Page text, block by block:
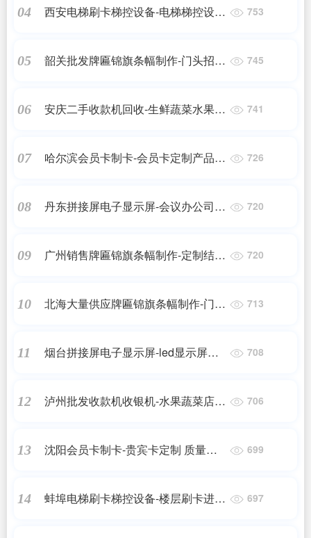
04
西安电梯刷卡梯控设备-电梯梯控设备
753
05
韶关批发牌匾锦旗条幅制作-门头招牌
745
06
安庆二手收款机回收-生鲜蔬菜水果店
741
07
哈尔滨会员卡制卡-会员卡定制产品介
726
08
丹东拼接屏电子显示屏-会议办公司大
720
09
广州销售牌匾锦旗条幅制作-定制结婚
720
10
北海大量供应牌匾锦旗条幅制作-门头
713
11
烟台拼接屏电子显示屏-led显示屏拼
708
12
泸州批发收款机收银机-水果蔬菜店电
706
13
沈阳会员卡制卡-贵宾卡定制 质量保
699
14
蚌埠电梯刷卡梯控设备-楼层刷卡进出
697